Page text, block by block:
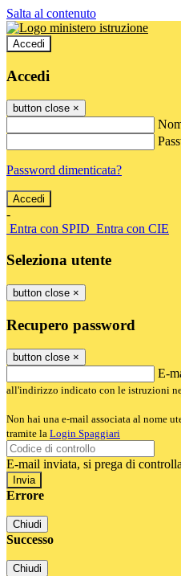
Salta al contenuto
Accedi
Accedi
button close ×
Password dimenticata?
-
Entra con SPID Entra con CIE
Seleziona utente
button close ×
Recupero password
button close ×
E-
all'indirizzo indicato con le istruzioni
Non hai una e-mail associata al nome
tramite la Login Spaggiari
E-mail inviata, si prega di
Errore
Chiudi
Successo
Chiudi